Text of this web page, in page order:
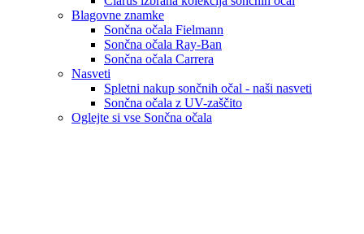
Blagovne znamke
Sončna očala Fielmann
Sončna očala Ray-Ban
Sončna očala Carrera
Nasveti
Spletni nakup sončnih očal - naši nasveti
Sončna očala z UV-zaščito
Oglejte si vse Sončna očala